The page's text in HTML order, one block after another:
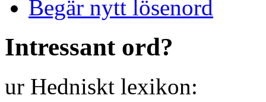
Begär nytt lösenord
Intressant ord?
ur Hedniskt lexikon: